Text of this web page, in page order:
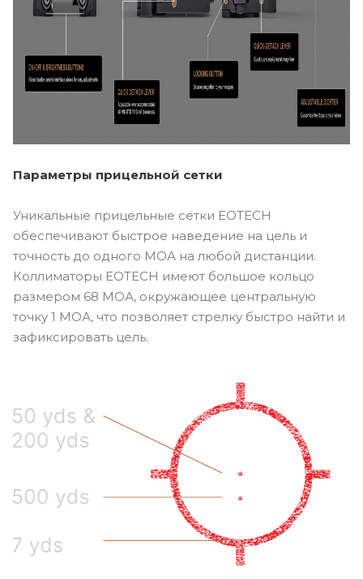
Параметры прицельной сетки
Уникальные прицельные сетки EOTECH
обеспечивают быстрое наведение на цель и
точность до одного МОА на любой дистанции.
Коллиматоры EOTECH имеют большое кольцо
размером 68 МОА, окружающее центральную
точку 1 МОА, что позволяет стрелку быстро найти и
зафиксировать цель.